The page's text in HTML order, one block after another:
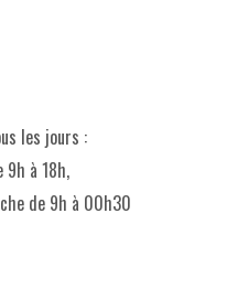
les jours :
9h à 18h,
de 9h à 00h30